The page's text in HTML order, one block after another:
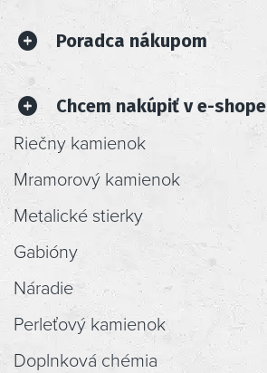
Poradca nákupom
Chcem nakúpiť v e-shope
Riečny kamienok
Mramorový kamienok
Metalické stierky
Gabióny
Náradie
Perleťový kamienok
Doplnková chémia